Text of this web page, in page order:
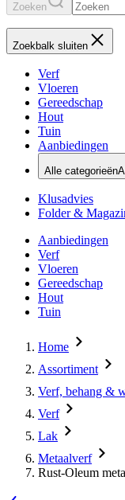
Zoeken
Zoekbalk sluiten
Verf
Vloeren
Gereedschap
Hout
Tuin
Aanbiedingen
Alle categorieën
Klusadvies
Folder &
Aanbiedingen
Verf
Vloeren
Gereedschap
Hout
Tuin
Home
Assortiment
Verf, behang &
Verf
Lak
Metaalverf
Rust-Oleum